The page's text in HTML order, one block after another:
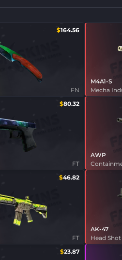
$164.56
FN
M4A1-S
Mecha
$80.32
FT
AWP
$46.82
FT
AK-47
Head Shot
$23.87